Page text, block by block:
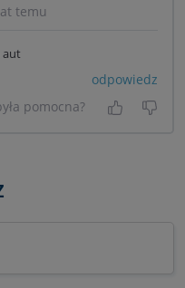
temu
aut
odpowiedz
pomocna?
Tak, była
Nie